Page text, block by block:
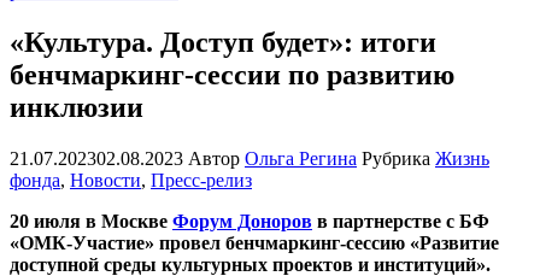
«Культура. Доступ будет»: итоги
бенчмаркинг-сессии по развитию
инклюзии
21.07.202302.08.2023 Автор Ольга Регина Рубрика Жизнь
фонда, Новости, Пресс-релиз
20 июля в Москве Форум Доноров в партнерстве с БФ
«ОМК-Участие» провел бенчмаркинг-сессию «Развитие
доступной среды культурных проектов и институций».